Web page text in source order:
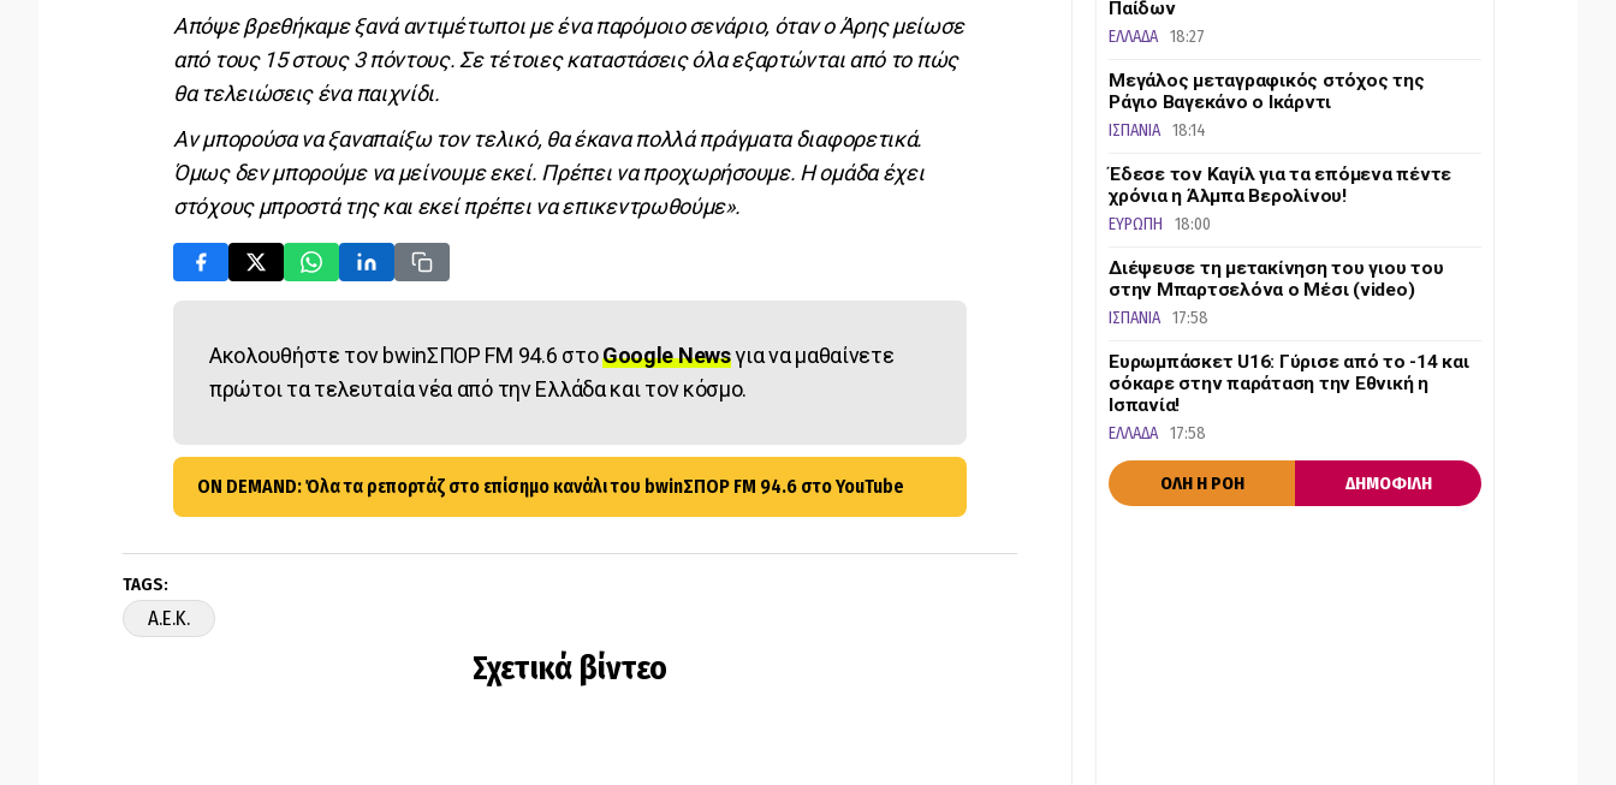
Απόψε βρεθήκαμε ξανά αντιμέτωποι με ένα παρόμοιο σενάριο, όταν ο Άρης μείωσε
από τους 15 στους 3 πόντους. Σε τέτοιες καταστάσεις όλα εξαρτώνται από το πώς
θα τελειώσεις ένα παιχνίδι.
Αν μπορούσα να ξαναπαίξω τον τελικό, θα έκανα πολλά πράγματα διαφορετικά.
Όμως δεν μπορούμε να μείνουμε εκεί. Πρέπει να προχωρήσουμε. Η ομάδα έχει
στόχους μπροστά της και εκεί πρέπει να επικεντρωθούμε».
Ακολουθήστε τον bwinΣΠΟΡ FM 94.6 στοGoogle Newsγια να μαθαίνετε
πρώτοι τα τελευταία νέα από την Ελλάδα και τον κόσμο.
ON DEMAND: Όλα τα ρεπορτάζ στο επίσημο κανάλι του bwinΣΠΟΡ FM 94.6 στο YouTube
TAGS:
A.E.K.
Σχετικά βίντεο
Παίδων
ΕΛΛΑΔΑ 18:27
Μεγάλος μεταγραφικός στόχος της
Ράγιο Βαγεκάνο ο Ικάρντι
ΙΣΠΑΝΙΑ 18:14
Έδεσε τον Καγίλ για τα επόμενα πέντε
χρόνια η Άλμπα Βερολίνου!
ΕΥΡΩΠΗ 18:00
Διέψευσε τη μετακίνηση του γιου του
στην Μπαρτσελόνα ο Μέσι (video)
ΙΣΠΑΝΙΑ 17:58
Ευρωμπάσκετ U16: Γύρισε από το -14 και
σόκαρε στην παράταση την Εθνική η
Ισπανία!
ΕΛΛΑΔΑ 17:58
ΟΛΗ Η ΡΟΗ ΔΗΜΟΦΙΛΗ